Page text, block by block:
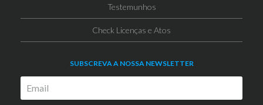
Testemunhos
Check Licenças e Atos
SUBSCREVA A NOSSA NEWSLETTER